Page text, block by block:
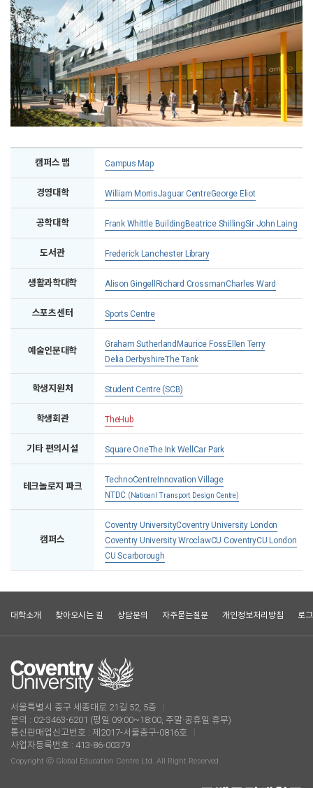
캠퍼스 맵 Campus Map
경영대학 William MorrisJaguar CentreGeorge Eliot
공학대학 Frank Whittle Building Beatrice ShillingSir John Laing
도서관 Frederick Lanchester Library
생활과학대학 Alison Gingell Richard CrossmanCharles Ward
스포츠센터 Sports Centre
예술인문대학
Graham Sutherland Maurice Foss Ellen Terry
Delia DerbyshireThe Tank
학생지원처 Student Centre (SCB)
학생회관 TheHub
기타 편의시설 Square OneThe Ink Well Car Park
테크놀로지 파크
TechnoCentre Innovation Village
NTDC (Natioanl Transport Design Centre)
캠퍼스
Coventry UniversityCoventry University London
Coventry University WroclawCU CoventryCU London
CU Scarborough
대학소개 찾아오시는 길 상담문의 자주묻는질문 개인정보처리방침 로
서울특별시 중구 세종대로 21길 52, 5층
문의 : 02-3463-6201 (평일 09:00~18:00, 주말·공휴일 휴무)
통신판매업신고번호 : 제2017-서울중구-0816호
사업자등록번호 : 413-86-00379
Copyright ⓒ Global Education Centre Ltd. All Right Reserved